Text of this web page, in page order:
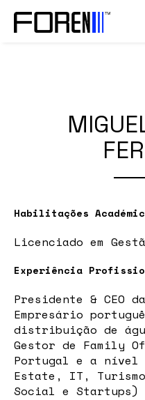
Habilitações
Licenciado em
Experiência
Presidente & CEO
Empresário
distribuição de
Gestor de Family
Portugal e a nível
Estate, IT,
Social e Startups)